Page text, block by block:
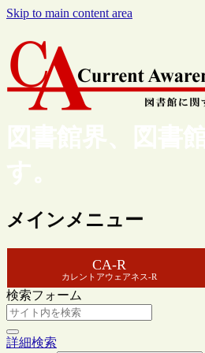
Skip to main content area
図書館界、図書
す。
メインメニュー
CA-R
カレントアウェアネス-R
検索フォーム
詳細検索